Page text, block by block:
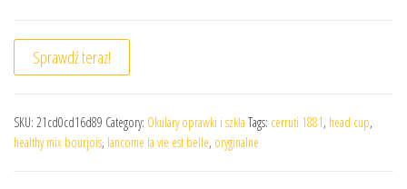
Sprawdź teraz!
SKU: 21cd0cd16d89 Category: Okulary oprawki i szkła Tags: cerruti 1881, head cup,
healthy mix bourjois, lancome la vie est belle, oryginalne